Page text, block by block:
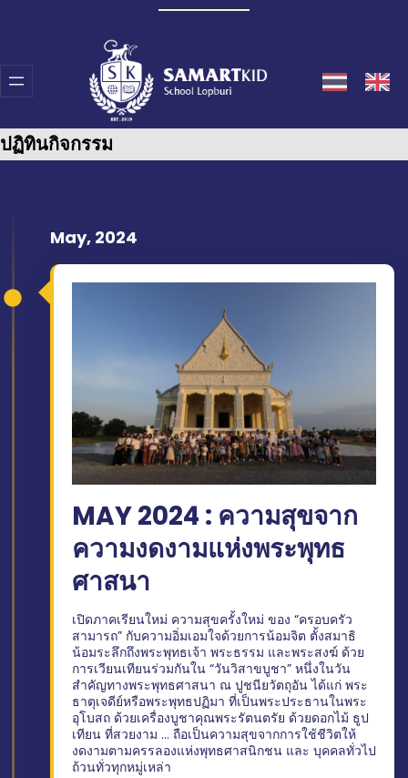
content
ปฏิทินกิจกรรม
May, 2024
MAY 2024 : ความสุขจาก
ความงดงามแห่งพระพุทธ
ศาสนา
เปิดภาคเรียนใหม่ ความสุขครั้งใหม่ ของ “ครอบครัว
สามารถ” กับความอิ่มเอมใจด้วยการน้อมจิต ตั้งสมาธิ
น้อมระลึกถึงพระพุทธเจ้า พระธรรม และพระสงฆ์ ด้วย
การเวียนเทียนร่วมกันใน “วันวิสาขบูชา” หนึ่งในวัน
สำคัญทางพระพุทธศาสนา ณ ปูชนียวัตถุอัน ได้แก่ พระ
ธาตุเจดีย์หรือพระพุทธปฏิมา ที่เป็นพระประธานในพระ
อุโบสถ ด้วยเครื่องบูชาคุณพระรัตนตรัย ด้วยดอกไม้ ธูป
เทียน ที่สวยงาม … ถือเป็นความสุขจากการใช้ชีวิตให้
งดงามตามครรลองแห่งพุทธศาสนิกชน และ บุคคลทั่วไป
ถ้วนทั่วทุกหมู่เหล่า